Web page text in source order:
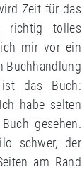
Zeit für das
richtig tolles
mir vor ein
Buchhandlung
das Buch:
habe selten
gesehen.
schwer, der
am Rand